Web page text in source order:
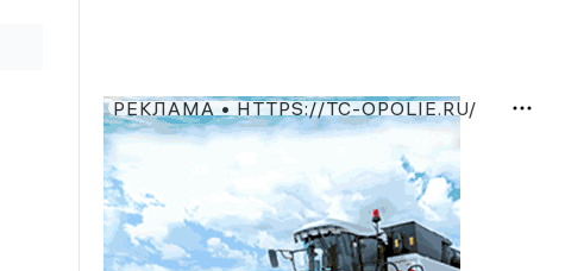
РЕКЛАМА • HTTPS://TC-OPOLIE.RU/